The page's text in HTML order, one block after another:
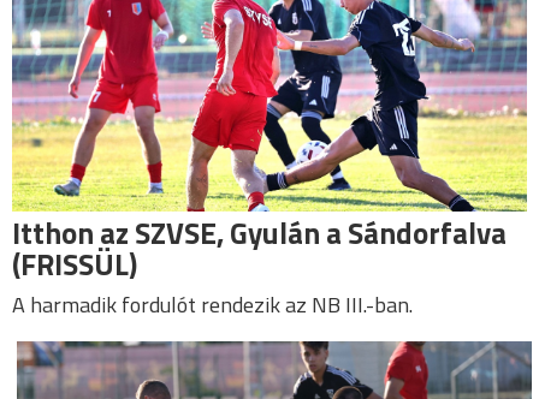
Itthon az SZVSE, Gyulán a Sándorfalva
(FRISSÜL)
A harmadik fordulót rendezik az NB III.-ban.